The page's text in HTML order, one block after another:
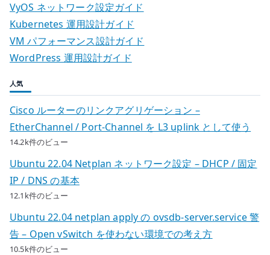
VyOS ネットワーク設定ガイド
Kubernetes 運用設計ガイド
VM パフォーマンス設計ガイド
WordPress 運用設計ガイド
人気
Cisco ルーターのリンクアグリゲーション –
EtherChannel / Port-Channel を L3 uplink として使う
14.2k件のビュー
Ubuntu 22.04 Netplan ネットワーク設定 – DHCP / 固定
IP / DNS の基本
12.1k件のビュー
Ubuntu 22.04 netplan apply の ovsdb-server.service 警
告 – Open vSwitch を使わない環境での考え方
10.5k件のビュー